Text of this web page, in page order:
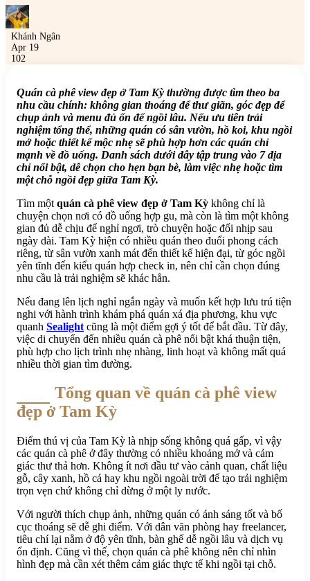
Khánh Ngân
Apr 19
102
Quán cà phê view đẹp ở Tam Kỳ thường được tìm theo ba
nhu cầu chính: không gian thoáng để thư giãn, góc đẹp để
chụp ảnh và menu đủ ổn để ngồi lâu. Nếu ưu tiên trải
nghiệm tổng thể, những quán có sân vườn, hồ koi, khu ngồi
mở hoặc thiết kế mộc nhẹ sẽ phù hợp hơn các quán chỉ
mạnh về đồ uống. Danh sách dưới đây tập trung vào 7 địa
chỉ nổi bật, dễ chọn cho hẹn bạn bè, làm việc nhẹ hoặc tìm
một chỗ ngồi đẹp giữa Tam Kỳ.
Tìm một quán cà phê view đẹp ở Tam Kỳ không chỉ là
chuyện chọn nơi có đồ uống hợp gu, mà còn là tìm một không
gian đủ dễ chịu để nghỉ ngơi, trò chuyện hoặc đổi nhịp sau
ngày dài. Tam Kỳ hiện có nhiều quán theo đuổi phong cách
riêng, từ sân vườn xanh mát đến thiết kế hiện đại, từ góc ngồi
yên tĩnh đến kiểu quán hợp check in, nên chỉ cần chọn đúng
nhu cầu là trải nghiệm sẽ khác hẳn.
Nếu đang lên lịch nghỉ ngắn ngày và muốn kết hợp lưu trú tiện
nghi với hành trình khám phá quán xá địa phương, khu vực
quanh Sealight cũng là một điểm gợi ý tốt để bắt đầu. Từ đây,
việc di chuyển đến nhiều quán cà phê nổi bật khá thuận tiện,
phù hợp cho lịch trình nhẹ nhàng, linh hoạt và không mất quá
nhiều thời gian tìm đường.
Tổng quan về quán cà phê view
đẹp ở Tam Kỳ
Điểm thú vị của Tam Kỳ là nhịp sống không quá gấp, vì vậy
các quán cà phê ở đây thường có nhiều khoảng mở và cảm
giác thư thả hơn. Không ít nơi đầu tư vào cảnh quan, chất liệu
gỗ, cây xanh, hồ cá hay khu ngồi ngoài trời để tạo trải nghiệm
trọn vẹn chứ không chỉ dừng ở một ly nước.
Với người thích chụp ảnh, những quán có ánh sáng tốt và bố
cục thoáng sẽ dễ ghi điểm. Với dân văn phòng hay freelancer,
tiêu chí lại nằm ở độ yên tĩnh, bàn ghế dễ ngồi lâu và dịch vụ
ổn định. Cũng vì thế, chọn quán cà phê không nên chỉ nhìn
hình đẹp mà cần xét thêm cảm giác thực tế khi ngồi tại chỗ.